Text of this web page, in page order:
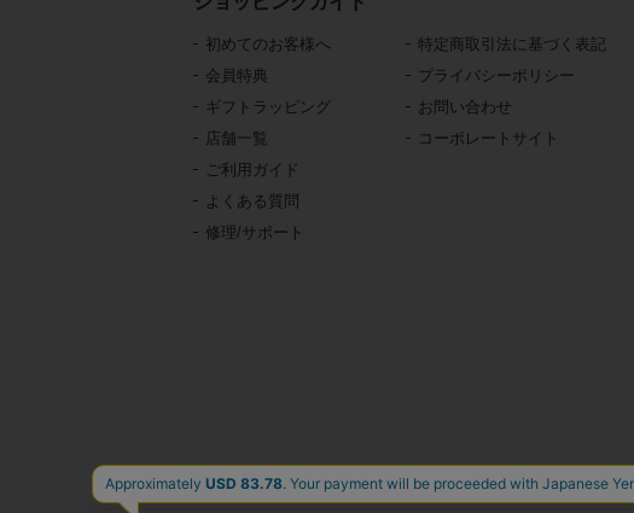
初めてのお客様へ
会員特典
ギフトラッピング
店舗一覧
ご利用ガイド
よくある質問
修理/サポート
特定商取引法に基づく表記
プライバシーポリシー
お問い合わせ
コーポレートサイト